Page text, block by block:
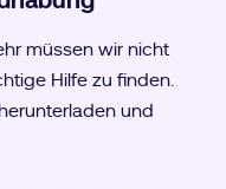
müssen wir nicht
Hilfe zu finden.
und